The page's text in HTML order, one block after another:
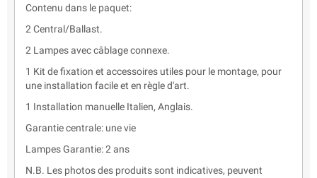
Contenu dans le paquet:
2 Central/Ballast.
2 Lampes avec câblage connexe.
1 Kit de fixation et accessoires utiles pour le montage, pour
une installation facile et en règle d'art.
1 Installation manuelle Italien, Anglais.
Garantie centrale: une vie
Lampes Garantie: 2 ans
N.B. Les photos des produits sont indicatives, peuvent